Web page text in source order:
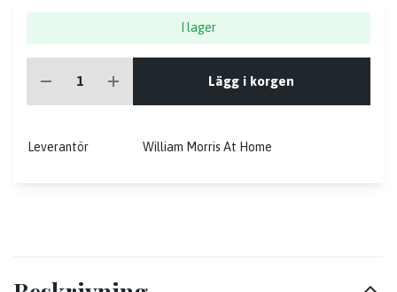
I lager
Lägg i korgen
Leverantör William Morris At Home